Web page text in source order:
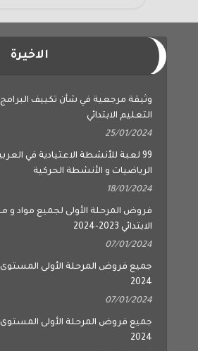
الاخيرة
وثيقة مرجعية في شأن تكييف
التعليم الابتدائي
25/01/2024
99 لعبة للأنشطة الاعتيادية في
الرياضيات و الأنشطة الحركية
18/01/2024
فروض المرحلة الأولى لجميع مواد و
الابتدائي 2023-2024
07/01/2024
2024
07/01/2024
2024